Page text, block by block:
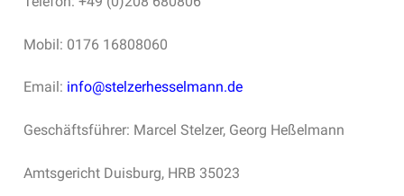
Mobil: 0176 16808060
Email: info@stelzerhesselmann.de
Geschäftsführer: Marcel Stelzer, Georg Heßelmann
Amtsgericht Duisburg, HRB 35023